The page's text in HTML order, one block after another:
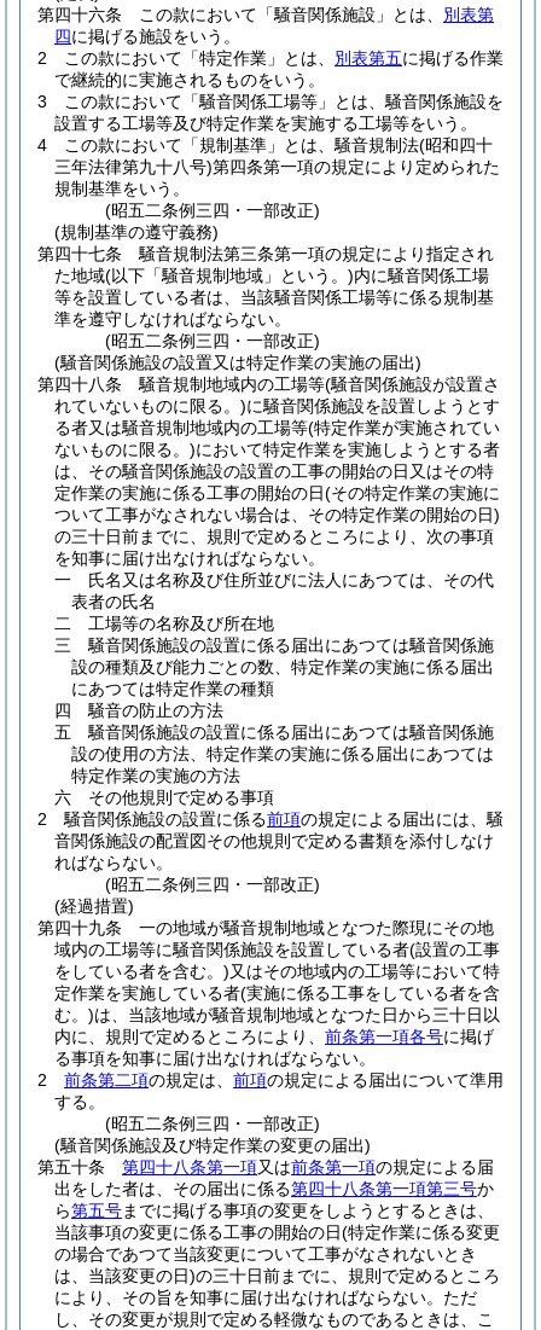
第四十六条
この款において「騒音関係施設」とは、 別表第
四に掲げる施設をいう。
2
この款において「特定作業」とは、 別表第五に掲げる作業
で継続的に実施されるものをいう。
3
この款において「騒音関係工場等」とは、騒音関係施設を
設置する工場等及び特定作業を実施する工場等をいう。
4
この款において「規制基準」とは、騒音規制法(昭和四十
三年法律第九十八号)第四条第一項の規定により定められた
規制基準をいう。
(昭五二条例三四・一部改正)
(規制基準の遵守義務)
第四十七条
騒音規制法第三条第一項の規定により指定され
た地域(以下「騒音規制地域」という。)内に騒音関係工場
等を設置している者は、当該騒音関係工場等に係る規制基
準を遵守しなければならない。
(昭五二条例三四・一部改正)
(騒音関係施設の設置又は特定作業の実施の届出)
第四十八条
騒音規制地域内の工場等(騒音関係施設が設置さ
れていないものに限る。)に騒音関係施設を設置しようとす
る者又は騒音規制地域内の工場等(特定作業が実施されてい
ないものに限る。)において特定作業を実施しようとする者
は、その騒音関係施設の設置の工事の開始の日又はその特
定作業の実施に係る工事の開始の日(その特定作業の実施に
ついて工事がなされない場合は、その特定作業の開始の日)
の三十日前までに、規則で定めるところにより、次の事項
を知事に届け出なければならない。
一
氏名又は名称及び住所並びに法人にあつては、その代
表者の氏名
二
工場等の名称及び所在地
三
騒音関係施設の設置に係る届出にあつては騒音関係施
設の種類及び能力ごとの数、特定作業の実施に係る届出
にあつては特定作業の種類
四
騒音の防止の方法
五
騒音関係施設の設置に係る届出にあつては騒音関係施
設の使用の方法、特定作業の実施に係る届出にあつては
特定作業の実施の方法
六
その他規則で定める事項
2
騒音関係施設の設置に係る前項の規定による届出には、騒
音関係施設の配置図その他規則で定める書類を添付しなけ
ればならない。
(昭五二条例三四・一部改正)
(経過措置)
第四十九条
一の地域が騒音規制地域となつた際現にその地
域内の工場等に騒音関係施設を設置している者(設置の工事
をしている者を含む。)又はその地域内の工場等において特
定作業を実施している者(実施に係る工事をしている者を含
む。)は、当該地域が騒音規制地域となつた日から三十日以
内に、規則で定めるところにより、 前条第一項各号に掲げ
る事項を知事に届け出なければならない。
2
前条第二項の規定は、 前項の規定による届出について準用
する。
(昭五二条例三四・一部改正)
(騒音関係施設及び特定作業の変更の届出)
第五十条
第四十八条第一項又は前条第一項の規定による届
出をした者は、その届出に係る第四十八条第一項第三号か
ら第五号までに掲げる事項の変更をしようとするときは、
当該事項の変更に係る工事の開始の日(特定作業に係る変更
の場合であつて当該変更について工事がなされないとき
は、当該変更の日)の三十日前までに、規則で定めるところ
により、その旨を知事に届け出なければならない。 ただ
し、その変更が規則で定める軽微なものであるときは、こ